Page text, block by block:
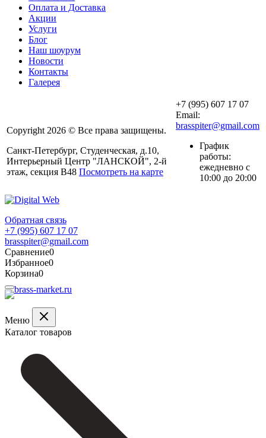
Оплата и Доставка
Акции
Услуги
Блог
Наш шоурум
Новости
Контакты
Галерея
Copyright 2026 © Все права защищены.
Санкт-Петербург, Студенческая, д.10,
Интерьерный Центр "ЛАНСКОЙ", 2-й
этаж, секция В48 Посмотреть на карте
+7 (995) 607 17 07
Email:
brasspiter@gmail.com
График
работы:
ежедневно с
10:00 до 20:00
Обратная связь
+7 (995) 607 17 07
brasspiter@gmail.com
Сравнение0
Избранное0
Корзина0
Меню
Каталог товаров